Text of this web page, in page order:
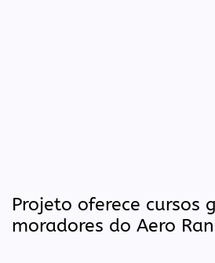
Projeto oferece cursos
moradores do Aero